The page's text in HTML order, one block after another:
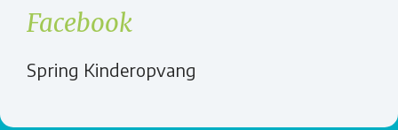
Facebook
Spring Kinderopvang